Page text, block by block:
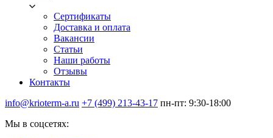
Сертификаты
Доставка и оплата
Вакансии
Статьи
Наши работы
Отзывы
Контакты
info@krioterm-a.ru +7 (499) 213-43-17 пн-пт: 9:30-18:00
Мы в соцсетях: